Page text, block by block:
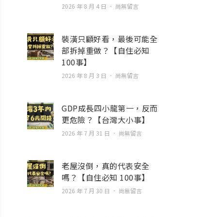
2026 年 8 月 4 日 尚無留言
裝潢只顧好看，最後可能全
部拆掉重做？【自住必知
100事】
2026 年 8 月 3 日 尚無留言
GDP成長四小龍第一，反而
更危險？【台灣大小事】
2026 年 7 月 31 日 尚無留言
老屋沒倒，真的代表安全
嗎？【自住必知 100事】
2026 年 7 月 30 日 尚無留言